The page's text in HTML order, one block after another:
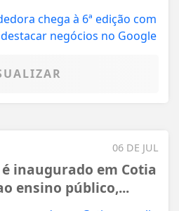
06 DE JUL
inaugurado em Cotia
ensino público,...